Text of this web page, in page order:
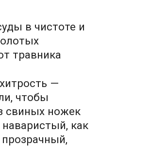
в чистоте и
травника
—
чтобы
свиных ножек
наваристый, как